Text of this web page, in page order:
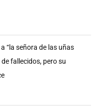
“la señora de las uñas
fallecidos, pero su